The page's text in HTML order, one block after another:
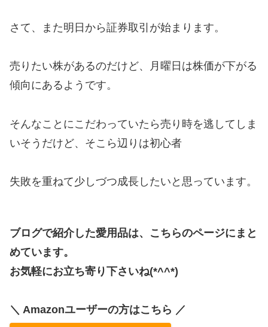
さて、また明日から証券取引が始まります。
売りたい株があるのだけど、月曜日は株価が下がる
傾向にあるようです。
そんなことにこだわっていたら売り時を逃してしま
いそうだけど、そこら辺りは初心者
失敗を重ねて少しづつ成長したいと思っています。
ブログで紹介した愛用品は、こちらのページにまと
めています。
お気軽にお立ち寄り下さいね(*^^*)
＼ Amazonユーザーの方はこちら ／